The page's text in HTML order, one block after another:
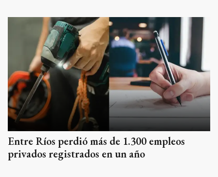
Entre Ríos perdió más de 1.300 empleos
privados registrados en un año